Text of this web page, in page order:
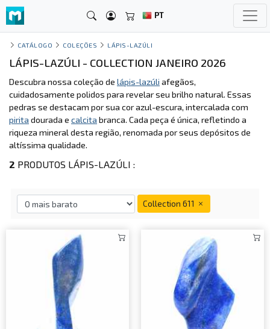
PT
CATÁLOGO COLEÇÕES LÁPIS-LAZÚLI
LÁPIS-LAZÚLI - COLLECTION JANEIRO 2026
Descubra nossa coleção de lápis-lazúli afegãos,
cuidadosamente polidos para revelar seu brilho natural. Essas
pedras se destacam por sua cor azul-escura, intercalada com
pirita dourada e calcita branca. Cada peça é única, refletindo a
riqueza mineral desta região, renomada por seus depósitos de
altíssima qualidade.
2 PRODUTOS LÁPIS-LAZÚLI :
Collection 611